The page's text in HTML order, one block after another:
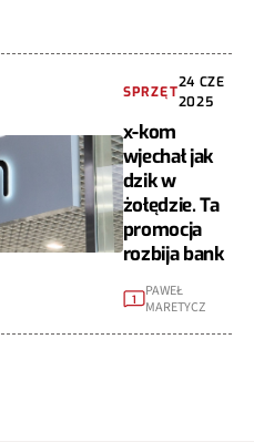
SPRZĘT
24 CZE
2025
x-kom
wjechał jak
dzik w
żołędzie. Ta
promocja
rozbija bank
1
PAWEŁ
MARETYCZ